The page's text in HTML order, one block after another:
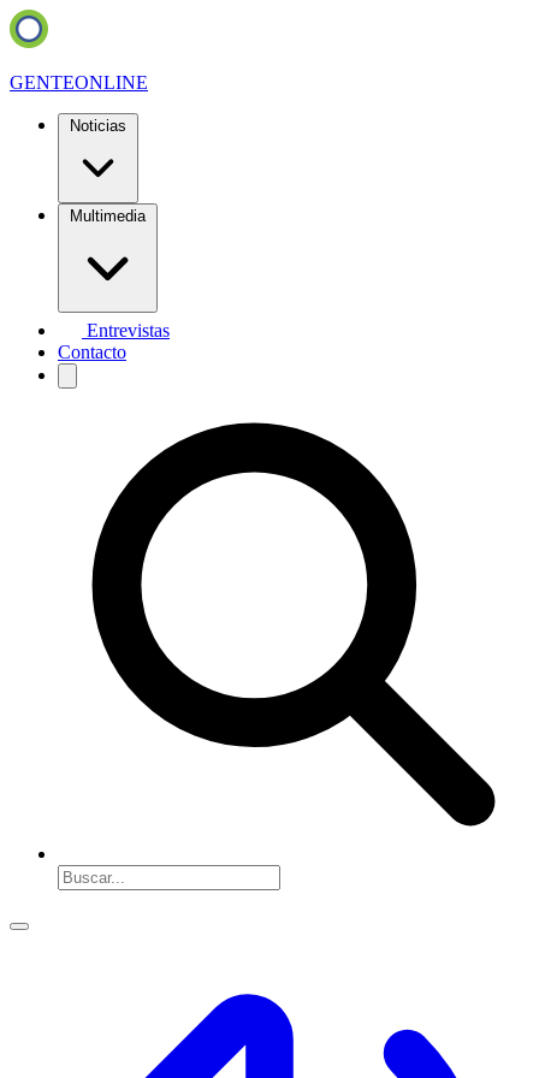
GENTEONLINE
Noticias
Multimedia
Entrevistas
Contacto